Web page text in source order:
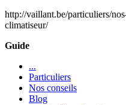
http://vaillant.be/particuliers/
climatiseur/
Guide
...
Particuliers
Nos conseils
Blog